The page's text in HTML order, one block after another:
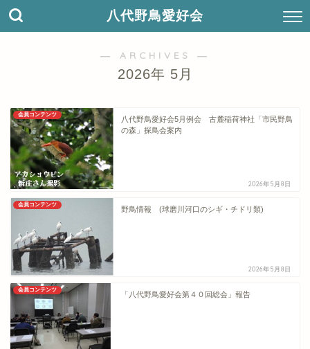
八代野鳥愛好会
― ARCHIVES ―
2026年 5月
会員コンテンツ
八代野鳥愛好会5月例会 古麓稲荷神社「市民野鳥
の森」探鳥会案内
2026年5月8日
会員コンテンツ
野鳥情報 (球磨川河口のシギ・チドリ類)
2026年5月8日
会員コンテンツ
「八代野鳥愛好会第４０回総会」報告